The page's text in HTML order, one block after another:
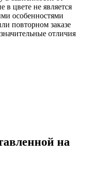
в цвете не является
особенностями
повторном заказе
отличия
на